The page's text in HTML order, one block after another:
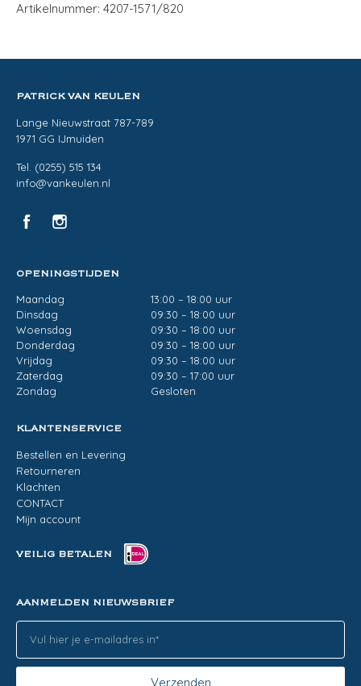
Artikelnummer: 4207-1571/820
PATRICK VAN KEULEN
Lange Nieuwstraat 787-789
1971 GG IJmuiden
Tel. (0255) 515 134
info@vankeulen.nl
OPENINGSTIJDEN
Maandag
13:00 – 18:00 uur
Dinsdag
09:30 – 18:00 uur
Woensdag
09:30 – 18:00 uur
Donderdag
09:30 – 18:00 uur
Vrijdag
09:30 – 18:00 uur
Zaterdag
09:30 – 17:00 uur
Zondag
Gesloten
KLANTENSERVICE
Bestellen en Levering
Retourneren
Klachten
CONTACT
Mijn account
VEILIG BETALEN
AANMELDEN NIEUWSBRIEF
Verzenden